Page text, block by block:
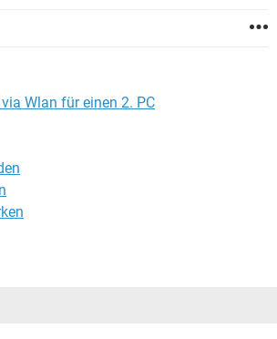
Wlan für einen 2. PC